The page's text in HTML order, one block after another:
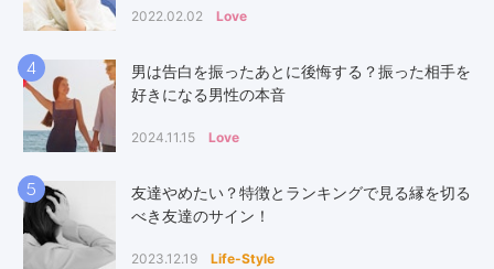
2022.02.02 Love
4
男は告白を振ったあとに後悔する？振った相手を
好きになる男性の本音
2024.11.15 Love
5
友達やめたい？特徴とランキングで見る縁を切る
べき友達のサイン！
2023.12.19 Life-Style